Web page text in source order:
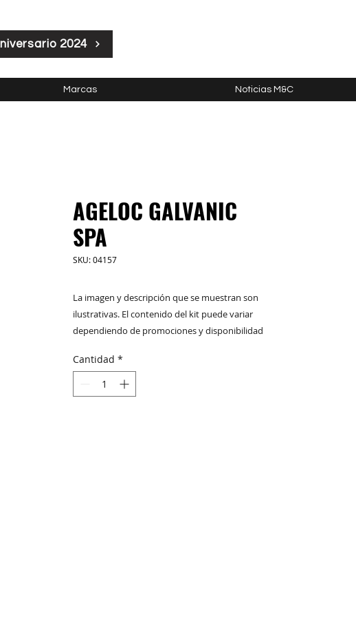
2024
Marcas Noticias M&C
AGELOC GALVANIC
SPA
SKU: 04157
La imagen y descripción que se muestran son
ilustrativas. El contenido del kit puede variar
dependiendo de promociones y disponibilidad
contenido actual del kit contacte a su
representante de marca que lo asesora.
Cantidad *